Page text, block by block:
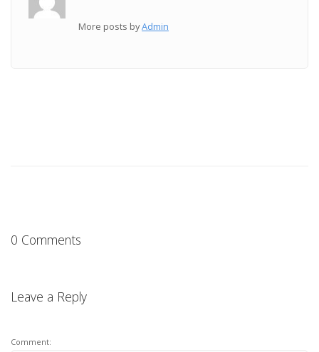
More posts byAdmin
0 Comments
Leave a Reply
Comment: